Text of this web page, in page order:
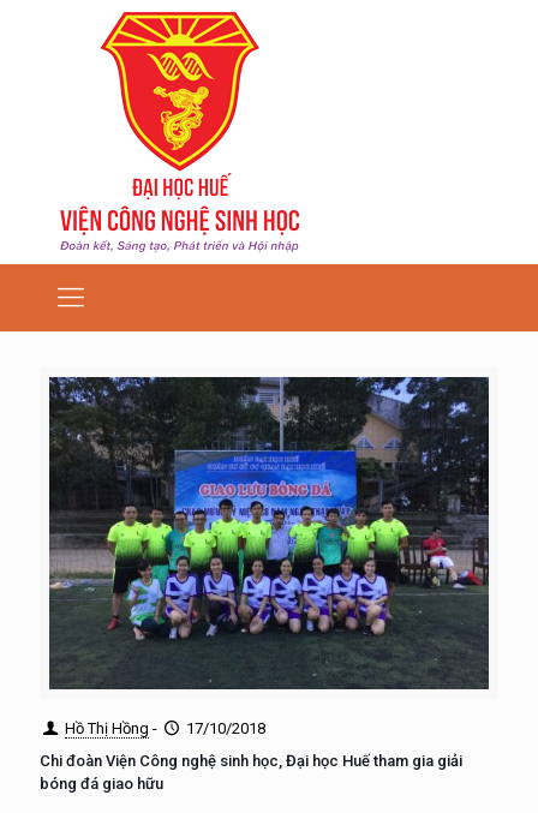
Hồ Thị Hồng -
17/10/2018
Chi đoàn Viện Công nghệ sinh học, Đại học Huế tham gia giải
bóng đá giao hữu